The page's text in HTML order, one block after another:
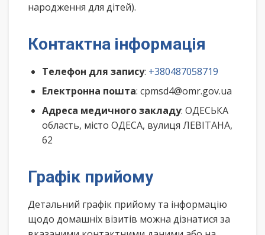
народження для дітей).
Контактна інформація
Телефон для запису: +380487058719
Електронна пошта: cpmsd4@omr.gov.ua
Адреса медичного закладу: ОДЕСЬКА
область, місто ОДЕСА, вулиця ЛЕВІТАНА,
62
Графік прийому
Детальний графік прийому та інформацію
щодо домашніх візитів можна дізнатися за